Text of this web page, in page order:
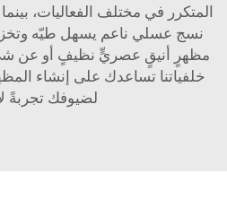
المتكرر في مختلف الفعاليات،
نسج عسلي ناعم يسهل طيّه
مظهرٍ أنيقٍ عصريٍّ نظيفٍ أو عن شيءٍ
خلفياتنا تساعدك على إنشاء
لضيوفك تجربةً